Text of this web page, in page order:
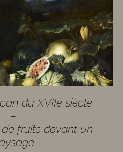
du XVIIe siècle
–
fruits devant un